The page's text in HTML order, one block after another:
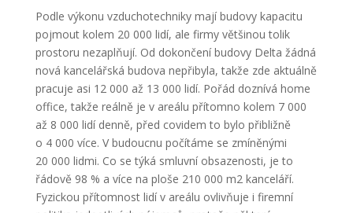
Podle výkonu vzduchotechniky mají budovy kapacitu
pojmout kolem 20 000 lidí, ale firmy většinou tolik
prostoru nezaplňují. Od dokončení budovy Delta žádná
nová kancelářská budova nepřibyla, takže zde aktuálně
pracuje asi 12 000 až 13 000 lidí. Pořád doznívá home
office, takže reálně je v areálu přítomno kolem 7 000
až 8 000 lidí denně, před covidem to bylo přibližně
o 4 000 více. V budoucnu počítáme se zmíněnými
20 000 lidmi. Co se týká smluvní obsazenosti, je to
řádově 98 % a více na ploše 210 000 m2kanceláří.
Fyzickou přítomnost lidí v areálu ovlivňuje i firemní